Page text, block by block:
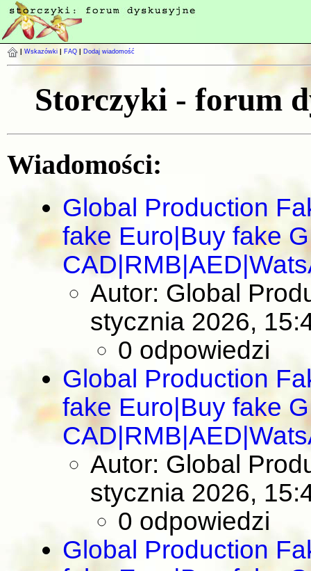
Wskazówki FAQ Dodaj wiadomość
Storczyki - forum
Wiadomości:
Global Production
fake Euro|Buy fake
Autor: Global
stycznia 2026,
0 odpowiedzi
Global Production
fake Euro|Buy fake
Autor: Global
stycznia 2026,
0 odpowiedzi
Global Production